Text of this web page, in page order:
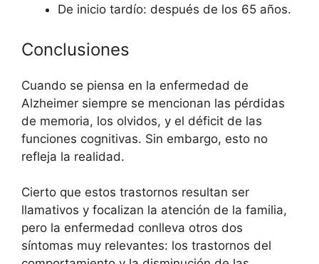
De inicio tardío: después de los 65 años.
Conclusiones
Cuando se piensa en la enfermedad de
Alzheimer siempre se mencionan las pérdidas
de memoria, los olvidos, y el déficit de las
funciones cognitivas. Sin embargo, esto no
refleja la realidad.
Cierto que estos trastornos resultan ser
llamativos y focalizan la atención de la familia,
pero la enfermedad conlleva otros dos
síntomas muy relevantes: los trastornos del